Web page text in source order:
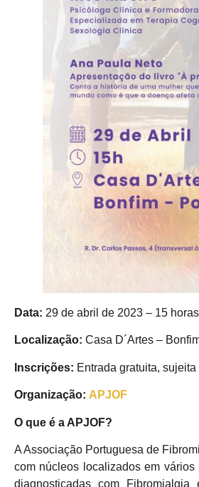
Data: 29 de abril de 2023 – 15 horas
Localização: Casa D´Artes –
Inscrições: Entrada gratuita,
Organização: APJOF
O que é a APJOF?
A Associação Portuguesa de
com núcleos localizados em
diagnosticadas com